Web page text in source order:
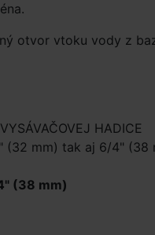
otvor vtoku vody z
HADICE
(32 mm) tak aj 6/4" (38
(38 mm)